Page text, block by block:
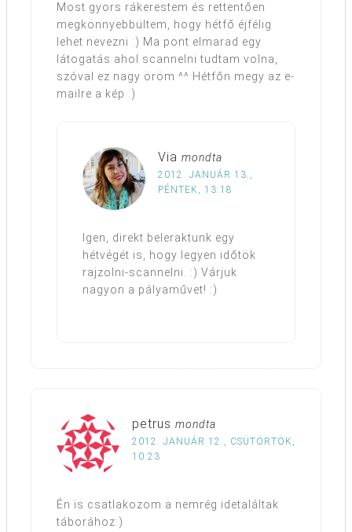
Most gyors rákerestem és rettentően
megkönnyebbültem, hogy hétfő éjfélig
lehet nevezni :) Ma pont elmarad egy
látogatás ahol scannelni tudtam volna,
szóval ez nagy öröm ^^ Hétfőn megy az e-
mailre a kép :)
Via mondta
2012. JANUÁR 13.,
PÉNTEK, 13:18
Igen, direkt beleraktunk egy
hétvégét is, hogy legyen időtök
rajzolni-scannelni. :) Várjuk
nagyon a pályaművet! :)
petrus mondta
2012. JANUÁR 12., CSÜTÖRTÖK,
10:23
Én is csatlakozom a nemrég idetaláltak
táborához:)